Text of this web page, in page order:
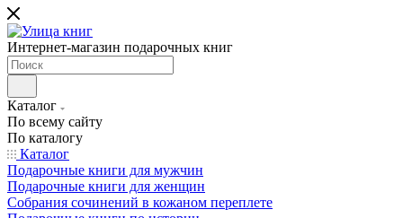
Интернет-магазин подарочных книг
Каталог
По всему сайту
По каталогу
Каталог
Подарочные книги для мужчин
Подарочные книги для женщин
Собрания сочинений в кожаном переплете